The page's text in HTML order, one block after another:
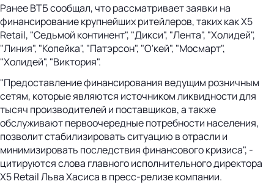
Ранее ВТБ сообщал, что рассматривает заявки на
финансирование крупнейших ритейлеров, таких как X5
Retail, "Седьмой континент", "Дикси", "Лента", "Холидей",
"Линия", "Копейка", "Патэрсон", "О'кей", "Мосмарт",
"Холидей", "Виктория".
"Предоставление финансирования ведущим розничным
сетям, которые являются источником ликвидности для
тысяч производителей и поставщиков, а также
обслуживают первоочередные потребности населения,
позволит стабилизировать ситуацию в отрасли и
минимизировать последствия финансового кризиса", -
цитируются слова главного исполнительного директора
X5 Retail Льва Хасиса в пресс-релизе компании.